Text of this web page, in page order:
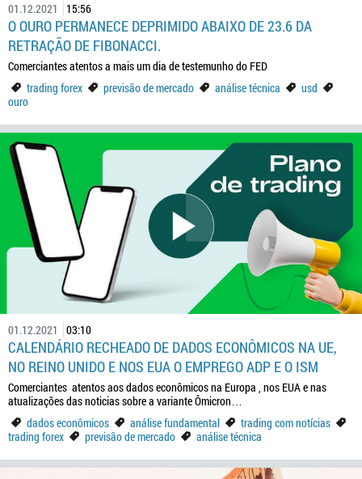
01.12.2021 15:56
O OURO PERMANECE DEPRIMIDO ABAIXO DE 23.6 DA
RETRAÇÃO DE FIBONACCI.
Comerciantes atentos a mais um dia de testemunho do FED
trading forex
previsão de mercado análise técnica
usd
ouro
01.12.2021 03:10
CALENDÁRIO RECHEADO DE DADOS ECONÔMICOS NA UE,
NO REINO UNIDO E NOS EUA O EMPREGO ADP E O ISM
Comerciantes atentos aos dados econômicos na Europa , nos EUA e nas
atualizações das noticias sobre a variante Ômicron…
dados econômicos
análise fundamental
trading com notícias
trading forex
previsão de mercado análise técnica